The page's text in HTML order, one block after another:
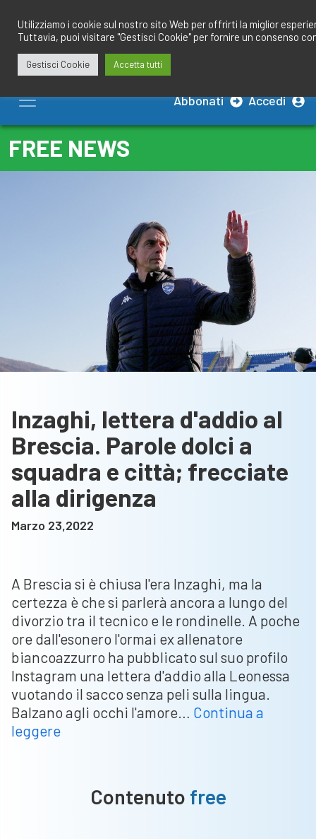
contenuto
Abbonati Accedi
FREE NEWS
Inzaghi, lettera d'addio al
Brescia. Parole dolci a
squadra e città; frecciate
alla dirigenza
Marzo 23,2022
A Brescia si è chiusa l'era Inzaghi, ma la
certezza è che si parlerà ancora a lungo del
divorzio tra il tecnico e le rondinelle. A poche
ore dall'esonero l'ormai ex allenatore
biancoazzurro ha pubblicato sul suo profilo
Instagram una lettera d'addio alla Leonessa
vuotando il sacco senza peli sulla lingua.
Balzano agli occhi l'amore… Continua a
leggereInzaghi,
Brescia.Contenuto free
Utilizziamo i cookie sul nostro sito Web per offrirti la miglior
Tuttavia, puoi visitare "Gestisci Cookie" per fornire un consenso
Gestisci Cookie Accetta tutti